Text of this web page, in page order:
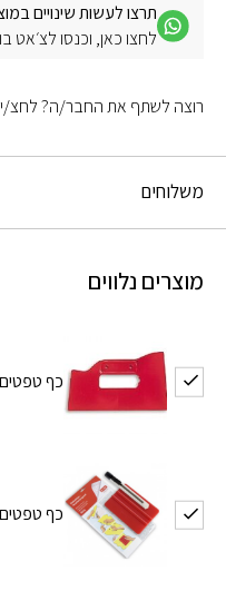
תרצו לעשות שינויים
לחצו כאן, וכנסו לצ׳אט
משלוחים
מוצרים נלווים
כף טפטים
כף
רוצה לשתף את החבר/ה? לחצ/י